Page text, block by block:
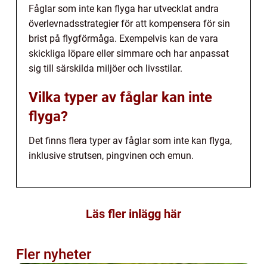
Fåglar som inte kan flyga har utvecklat andra
överlevnadsstrategier för att kompensera för sin
brist på flygförmåga. Exempelvis kan de vara
skickliga löpare eller simmare och har anpassat
sig till särskilda miljöer och livsstilar.
Vilka typer av fåglar kan inte
flyga?
Det finns flera typer av fåglar som inte kan flyga,
inklusive strutsen, pingvinen och emun.
Läs fler inlägg här
Fler nyheter